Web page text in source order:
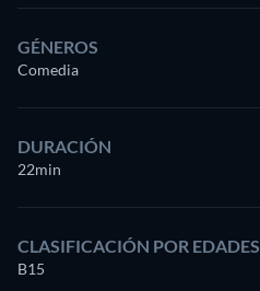
GÉNEROS
Comedia
DURACIÓN
22min
CLASIFICACIÓN POR EDADES
B15